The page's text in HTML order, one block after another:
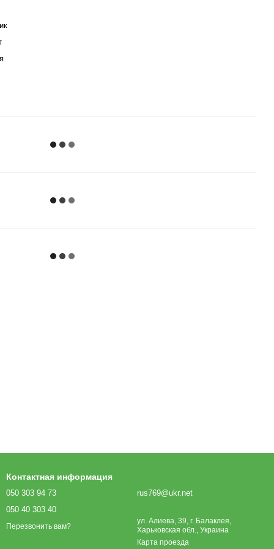
Контактная информация
050 303 94 73
050 40 303 40
Перезвонить вам?
rus769@ukr.net
ул. Алиева, 39, г. Балаклея,
Харьковская обл., Украина
Карта проезда